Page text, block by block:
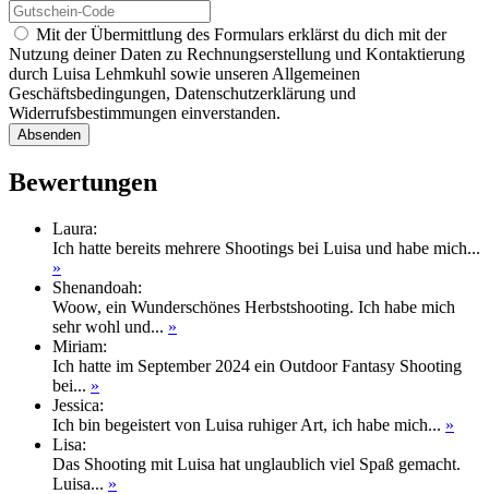
Mit der Übermittlung des Formulars erklärst du dich mit der
Nutzung deiner Daten zu Rechnungserstellung und Kontaktierung
durch Luisa Lehmkuhl sowie unseren Allgemeinen
Geschäftsbedingungen, Datenschutzerklärung und
Widerrufsbestimmungen einverstanden.
Bewertungen
Laura:
Ich hatte bereits mehrere Shootings bei Luisa und habe mich...
»
Shenandoah:
Woow, ein Wunderschönes Herbstshooting. Ich habe mich
sehr wohl und... »
Miriam:
Ich hatte im September 2024 ein Outdoor Fantasy Shooting
bei... »
Jessica:
Ich bin begeistert von Luisa ruhiger Art, ich habe mich... »
Lisa:
Das Shooting mit Luisa hat unglaublich viel Spaß gemacht.
Luisa... »